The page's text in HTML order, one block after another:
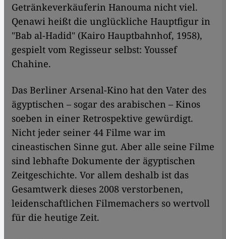
Getränkeverkäuferin Hanouma nicht viel.
Qenawi heißt die unglückliche Hauptfigur in
"Bab al-Hadid" (Kairo Hauptbahnhof, 1958),
gespielt vom Regisseur selbst: Youssef
Chahine.
Das Berliner Arsenal-Kino hat den Vater des
ägyptischen – sogar des arabischen – Kinos
soeben in einer Retrospektive gewürdigt.
Nicht jeder seiner 44 Filme war im
cineastischen Sinne gut. Aber alle seine Filme
sind lebhafte Dokumente der ägyptischen
Zeitgeschichte. Vor allem deshalb ist das
Gesamtwerk dieses 2008 verstorbenen,
leidenschaftlichen Filmemachers so wertvoll
für die heutige Zeit.